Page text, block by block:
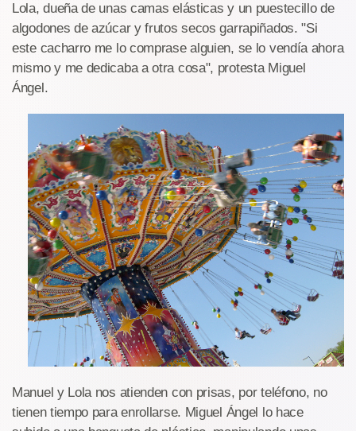
Lola, dueña de unas camas elásticas y un puestecillo de
algodones de azúcar y frutos secos garrapiñados. "Si
este cacharro me lo comprase alguien, se lo vendía ahora
mismo y me dedicaba a otra cosa", protesta Miguel
Ángel.
Manuel y Lola nos atienden con prisas, por teléfono, no
tienen tiempo para enrollarse. Miguel Ángel lo hace